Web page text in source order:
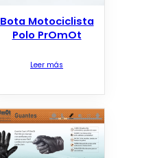
Bota Motociclista
Polo PrOmOt
Leer más